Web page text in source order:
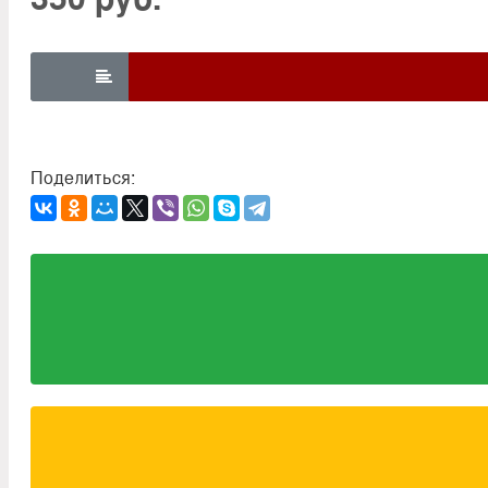

Поделиться: